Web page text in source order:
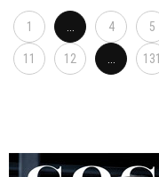
1 4 5
11 12 131